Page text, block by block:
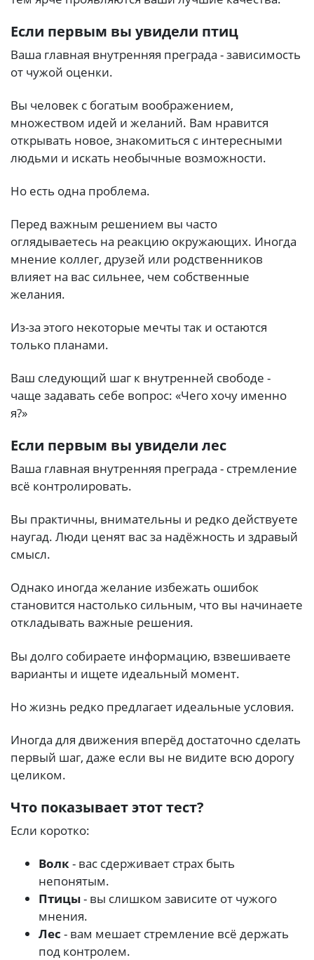
Если первым вы увидели птиц
Ваша главная внутренняя преграда - зависимость
от чужой оценки.
Вы человек с богатым воображением,
множеством идей и желаний. Вам нравится
открывать новое, знакомиться с интересными
людьми и искать необычные возможности.
Но есть одна проблема.
Перед важным решением вы часто
оглядываетесь на реакцию окружающих. Иногда
мнение коллег, друзей или родственников
влияет на вас сильнее, чем собственные
желания.
Из-за этого некоторые мечты так и остаются
только планами.
Ваш следующий шаг к внутренней свободе -
чаще задавать себе вопрос: «Чего хочу именно
я?»
Если первым вы увидели лес
Ваша главная внутренняя преграда - стремление
всё контролировать.
Вы практичны, внимательны и редко действуете
наугад. Люди ценят вас за надёжность и здравый
смысл.
Однако иногда желание избежать ошибок
становится настолько сильным, что вы начинаете
откладывать важные решения.
Вы долго собираете информацию, взвешиваете
варианты и ищете идеальный момент.
Но жизнь редко предлагает идеальные условия.
Иногда для движения вперёд достаточно сделать
первый шаг, даже если вы не видите всю дорогу
целиком.
Что показывает этот тест?
Если коротко:
Волк- вас сдерживает страх быть
непонятым.
Птицы- вы слишком зависите от чужого
мнения.
Лес - вам мешает стремление всё держать
под контролем.